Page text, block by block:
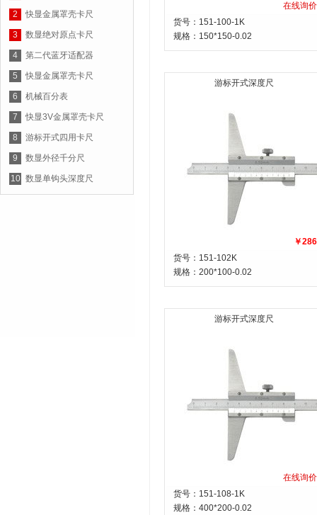
2 快显金属罩壳卡尺
3 数显绝对原点卡尺
4 第二代蓝牙适配器
5 快显金属罩壳卡尺
6 机械百分表
7 快显3V金属罩壳卡尺
8 游标开式四用卡尺
9 数显外径千分尺
10 数显单钩头深度尺
在线询价
货号：151-100-1K
规格： 150*150-0.02
游标开式深度尺
￥286
货号：151-102K
规格： 200*100-0.02
游标开式深度尺
在线询价
货号：151-108-1K
规格： 400*200-0.02